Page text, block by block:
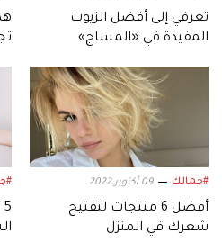
تعرفي إلى أفضل الزيوت
المفيدة في «المساج»
#جمالك 09 أكتوبر 2022
أفضل 6 منتجات لتفتيح
شعرك في المنزل